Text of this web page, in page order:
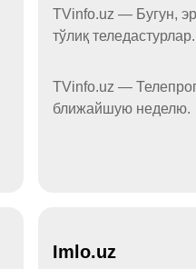
TVinfo.uz — Бугун,
тўлиқ теледастурлар.
TVinfo.uz —
ближайшую неделю.
Imlo.uz